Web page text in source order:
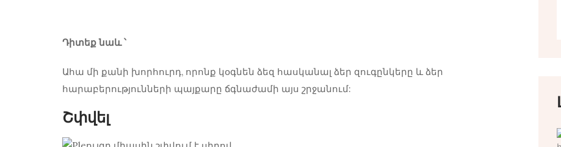
Դիտեք նաև ՝
Ահա մի քանի խորհուրդ, որոնք կօգնեն ձեզ հասկանալ ձեր զուգընկերը և ձեր
հարաբերությունների պայքարը ճգնաժամի այս շրջանում:
Շփվել